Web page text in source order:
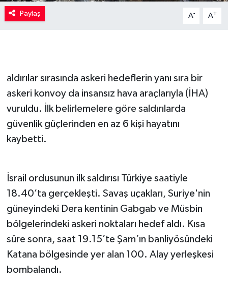
Paylaş A- A+
aldırılar sırasında askeri hedeflerin yanı sıra bir
askeri konvoy da insansız hava araçlarıyla (İHA)
vuruldu. İlk belirlemelere göre saldırılarda
güvenlik güçlerinden en az 6 kişi hayatını
kaybetti.
İsrail ordusunun ilk saldırısı Türkiye saatiyle
18.40’ta gerçekleşti. Savaş uçakları, Suriye'nin
güneyindeki Dera kentinin Gabgab ve Müsbin
bölgelerindeki askeri noktaları hedef aldı. Kısa
süre sonra, saat 19.15’te Şam’ın banliyösündeki
Katana bölgesinde yer alan 100. Alay yerleşkesi
bombalandı.